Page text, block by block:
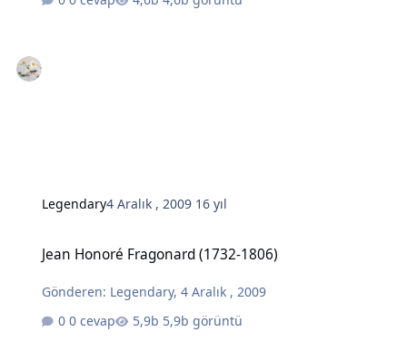
Legendary4 Aralık , 2009 16 yıl
Jean Honoré Fragonard (1732-1806)
Gönderen: Legendary,4 Aralık , 2009
0 cevap
5,9b görüntü